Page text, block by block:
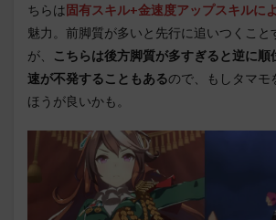
ちらは固有スキル+金速度アップスキルに
魅力。前脚質が多いと先行に追いつくこと
が、
こちらは後方脚質が多すぎると逆に順
速が不発することもあるので、もしタマモ
ほうが良いかも。